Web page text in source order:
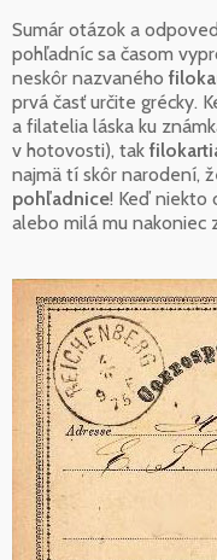
Sumár otázok a
pohľadníc sa časom
neskôr nazvaného
prvá časť určite grécky.
a filatelia láska ku
v hotovosti), tak
najmä tí skôr narodení,
pohľadnice! Keď niekto
alebo milá mu nakoniec